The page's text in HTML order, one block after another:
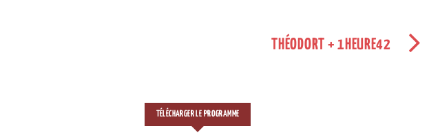
THÉODORT + 1HEURE42
TÉLÉCHARGER LE PROGRAMME